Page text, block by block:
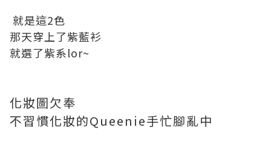
就是這2色
那天穿上了紫藍衫
就選了紫系lor~
化妝圖欠奉
不習慣化妝的Queenie手忙腳亂中